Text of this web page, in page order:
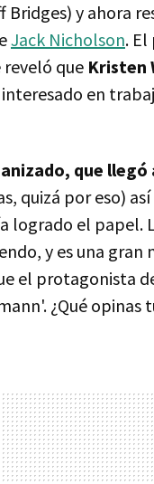
y ahora
Jack Nicholson.
reveló que Kristen
en
que llegó
quizá por eso)
logrado el papel.
y es una gran
el protagonista
¿Qué opinas